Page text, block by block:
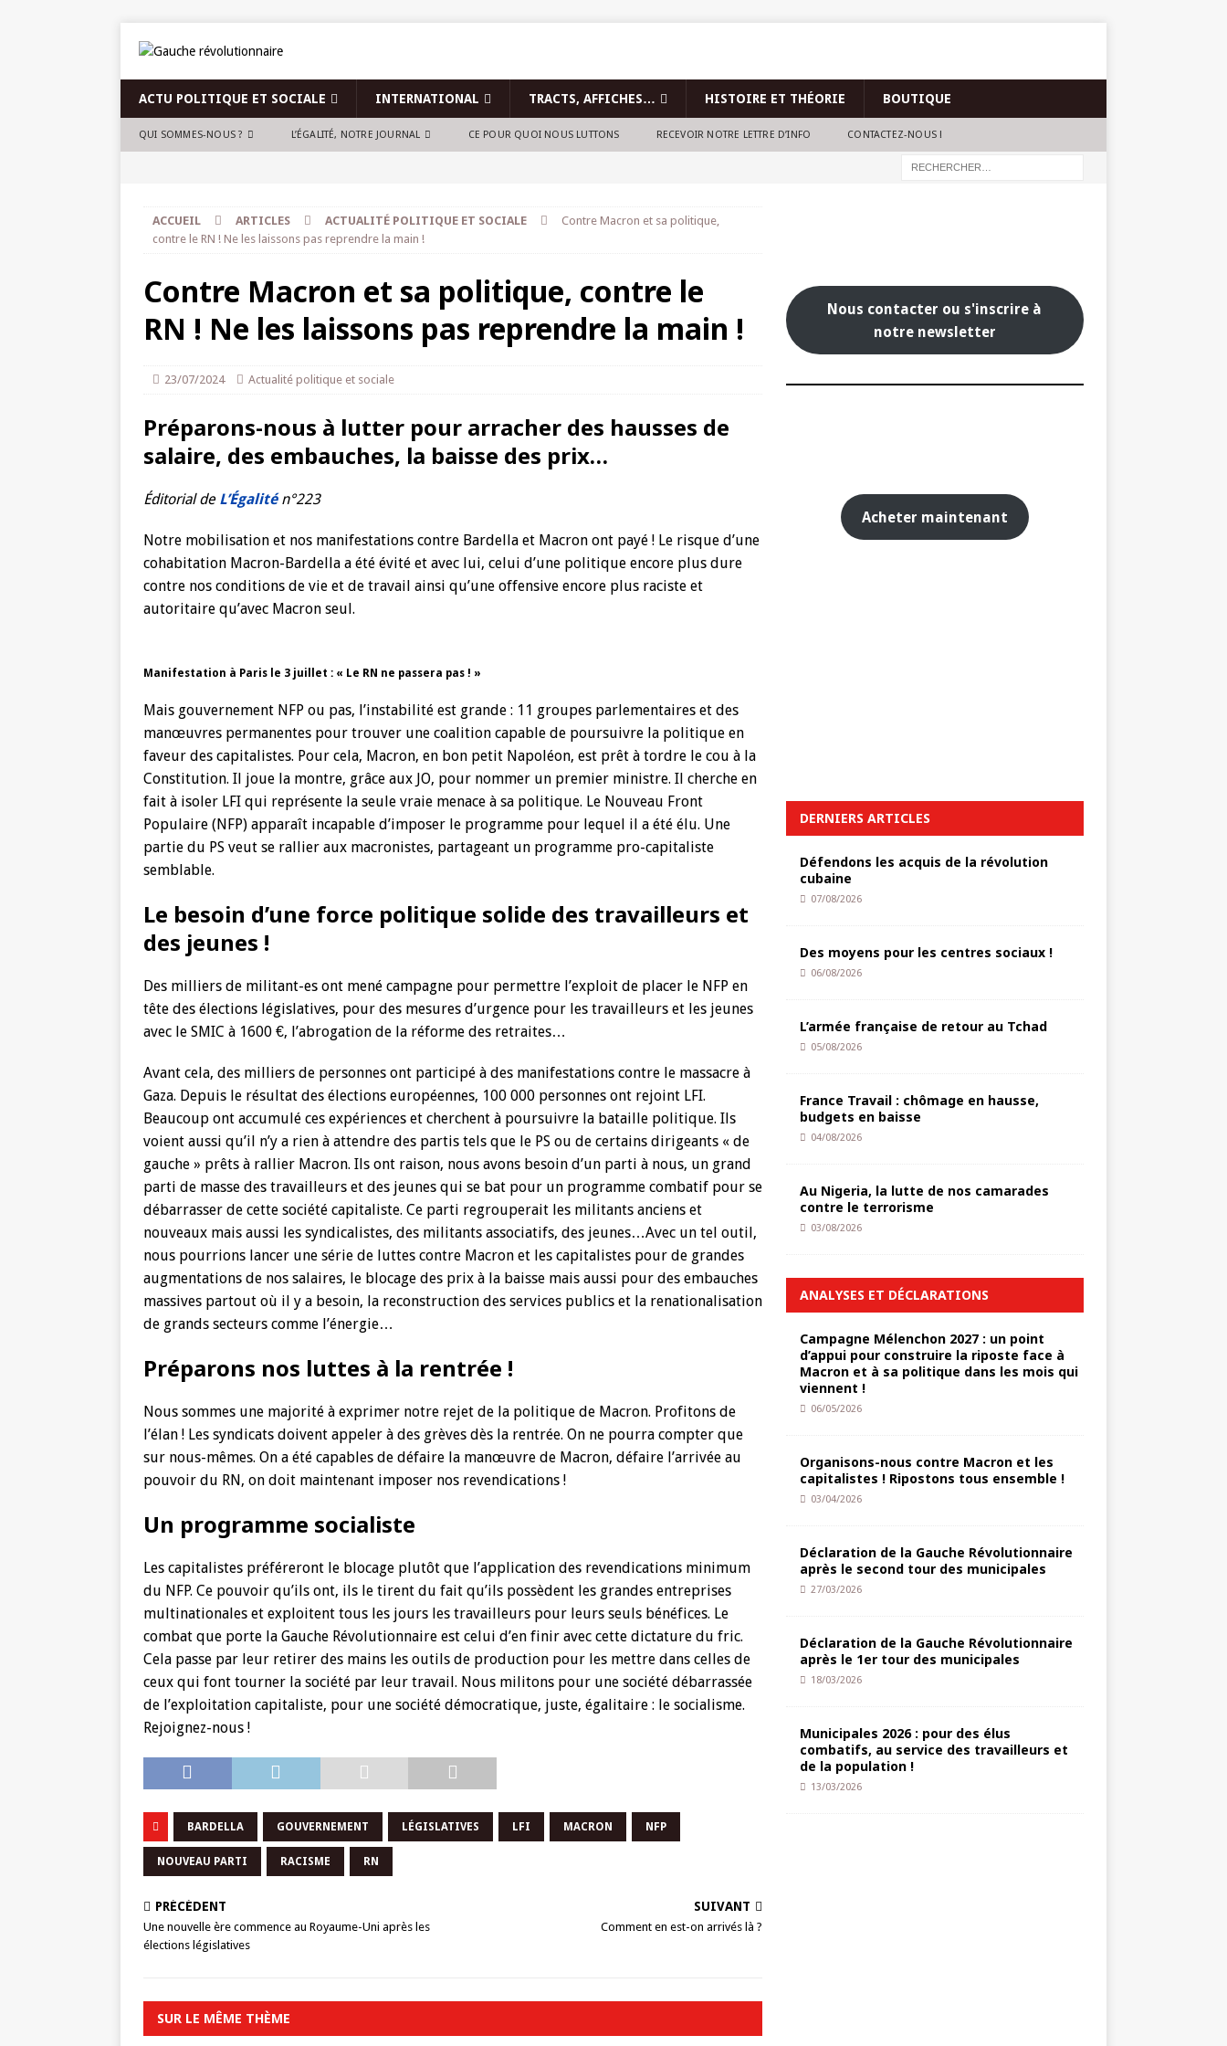
ACTU POLITIQUE ET SOCIALE INTERNATIONAL TRACTS, AFFICHES… HISTOIRE ET THÉORIE BOUTIQUE
QUI SOMMES-NOUS ? L’ÉGALITÉ, NOTRE JOURNAL CE POUR QUOI NOUS LUTTONS RECEVOIR NOTRE LETTRE D’INFO CONTACTEZ-NOUS !
ACCUEIL ARTICLES ACTUALITÉ POLITIQUE ET SOCIALE
Contre Macron et sa politique,
contre le RN ! Ne les laissons pas reprendre la main !
Contre Macron et sa politique, contre le
RN ! Ne les laissons pas reprendre la main !
23/07/2024 Actualité politique et sociale
Préparons-nous à lutter pour arracher des hausses de
salaire, des embauches, la baisse des prix…
Éditorial de L’Égalitén°223
Notre mobilisation et nos manifestations contre Bardella et Macron ont payé ! Le risque d’une
cohabitation Macron-Bardella a été évité et avec lui, celui d’une politique encore plus dure
contre nos conditions de vie et de travail ainsi qu’une offensive encore plus raciste et
autoritaire qu’avec Macron seul.
Manifestation à Paris le 3 juillet : « Le RN ne passera pas ! »
Mais gouvernement NFP ou pas, l’instabilité est grande : 11 groupes parlementaires et des
manœuvres permanentes pour trouver une coalition capable de poursuivre la politique en
faveur des capitalistes. Pour cela, Macron, en bon petit Napoléon, est prêt à tordre le cou à la
Constitution. Il joue la montre, grâce aux JO, pour nommer un premier ministre. Il cherche en
fait à isoler LFI qui représente la seule vraie menace à sa politique. Le Nouveau Front
Populaire (NFP) apparaît incapable d’imposer le programme pour lequel il a été élu. Une
partie du PS veut se rallier aux macronistes, partageant un programme pro-capitaliste
semblable.
Le besoin d’une force politique solide des travailleurs et
des jeunes !
Des milliers de militant-es ont mené campagne pour permettre l’exploit de placer le NFP en
tête des élections législatives, pour des mesures d’urgence pour les travailleurs et les jeunes
avec le SMIC à 1600 €, l’abrogation de la réforme des retraites…
Avant cela, des milliers de personnes ont participé à des manifestations contre le massacre à
Gaza. Depuis le résultat des élections européennes, 100 000 personnes ont rejoint LFI.
Beaucoup ont accumulé ces expériences et cherchent à poursuivre la bataille politique. Ils
voient aussi qu’il n’y a rien à attendre des partis tels que le PS ou de certains dirigeants « de
gauche » prêts à rallier Macron. Ils ont raison, nous avons besoin d’un parti à nous, un grand
parti de masse des travailleurs et des jeunes qui se bat pour un programme combatif pour se
débarrasser de cette société capitaliste. Ce parti regrouperait les militants anciens et
nouveaux mais aussi les syndicalistes, des militants associatifs, des jeunes…Avec un tel outil,
nous pourrions lancer une série de luttes contre Macron et les capitalistes pour de grandes
augmentations de nos salaires, le blocage des prix à la baisse mais aussi pour des embauches
massives partout où il y a besoin, la reconstruction des services publics et la renationalisation
de grands secteurs comme l’énergie…
Préparons nos luttes à la rentrée !
Nous sommes une majorité à exprimer notre rejet de la politique de Macron. Profitons de
l’élan ! Les syndicats doivent appeler à des grèves dès la rentrée. On ne pourra compter que
sur nous-mêmes. On a été capables de défaire la manœuvre de Macron, défaire l’arrivée au
pouvoir du RN, on doit maintenant imposer nos revendications !
Un programme socialiste
Les capitalistes préféreront le blocage plutôt que l’application des revendications minimum
du NFP. Ce pouvoir qu’ils ont, ils le tirent du fait qu’ils possèdent les grandes entreprises
multinationales et exploitent tous les jours les travailleurs pour leurs seuls bénéfices. Le
combat que porte la Gauche Révolutionnaire est celui d’en finir avec cette dictature du fric.
Cela passe par leur retirer des mains les outils de production pour les mettre dans celles de
ceux qui font tourner la société par leur travail. Nous militons pour une société débarrassée
de l’exploitation capitaliste, pour une société démocratique, juste, égalitaire : le socialisme.
Rejoignez-nous !
BARDELLA GOUVERNEMENT LÉGISLATIVES LFI MACRON NFP
NOUVEAU PARTI RACISME RN
PRÉCÉDENT
Une nouvelle ère commence au Royaume-Uni après les
élections législatives
SUIVANT
Comment en est-on arrivés là ?
SUR LE MÊME THÈME
Nous contacter ou s'inscrire à
notre newsletter
Acheter maintenant
DERNIERS ARTICLES
Défendons les acquis de la révolution
cubaine
07/08/2026
Des moyens pour les centres sociaux !
06/08/2026
L’armée française de retour au Tchad
05/08/2026
France Travail : chômage en hausse,
budgets en baisse
04/08/2026
Au Nigeria, la lutte de nos camarades
contre le terrorisme
03/08/2026
ANALYSES ET DÉCLARATIONS
Campagne Mélenchon 2027 : un point
d’appui pour construire la riposte face à
Macron et à sa politique dans les mois qui
viennent !
06/05/2026
Organisons-nous contre Macron et les
capitalistes ! Ripostons tous ensemble !
03/04/2026
Déclaration de la Gauche Révolutionnaire
après le second tour des municipales
27/03/2026
Déclaration de la Gauche Révolutionnaire
après le 1er tour des municipales
18/03/2026
Municipales 2026 : pour des élus
combatifs, au service des travailleurs et
de la population !
13/03/2026